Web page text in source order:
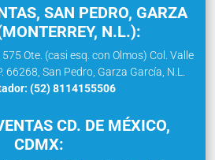
SAN PEDRO, GARZA
N.L.):
Ote. (casi esq. con Olmos) Col. Valle
66268, San Pedro, Garza García, N.L.
(52) 8114155506
CD. DE MÉXICO,
CDMX: